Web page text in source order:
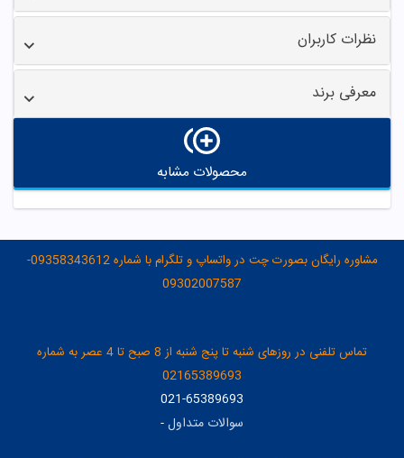
نظرات کاربران
معرفی برند
محصولات مشابه
مشاوره رایگان بصورت چت در واتساپ و تلگرام با شماره 09358343612-
09302007587
تماس تلفنی در روزهای شنبه تا پنج شنبه از 8 صبح تا 4 عصر به شماره
02165389693
021-65389693
سوالات متداول-